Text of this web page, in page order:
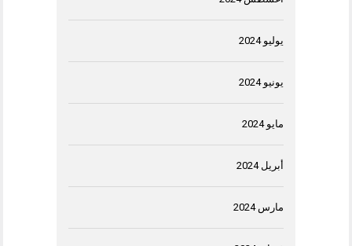
يوليو 2024
يونيو 2024
مايو 2024
أبريل 2024
مارس 2024